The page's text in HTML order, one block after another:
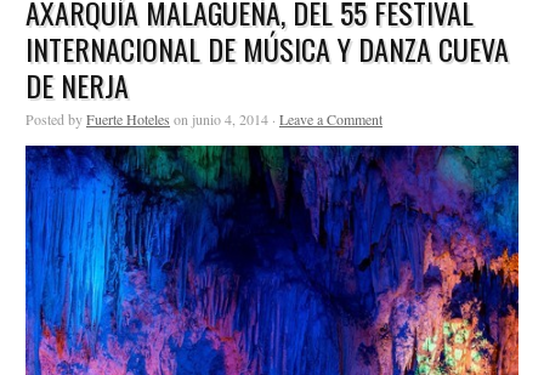
AXARQUÍA MALAGUEÑA, DEL 55 FESTIVAL
INTERNACIONAL DE MÚSICA Y DANZA CUEVA
DE NERJA
Posted byFuerte Hoteles on junio 4, 2014 · Leave a Comment